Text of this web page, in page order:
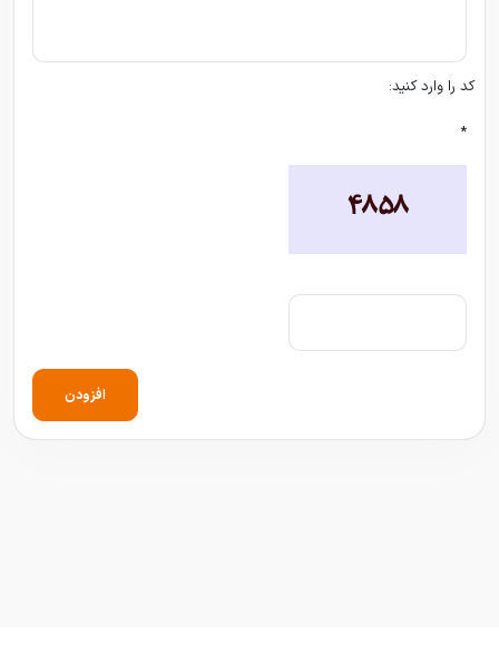
کد را وارد کنید:
*
افزودن